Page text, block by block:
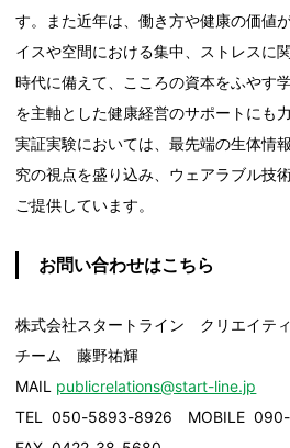
す。また近年は、働き方や健康の価値
イスや空間における集中、ストレスに
時代に備えて、こころの資本をふやす
を主軸とした健康経営のサポートにも
実証実験においては、最先端の生体情
究の視点を盛り込み、ウェアラブル技
ご提供しています。
お問い合わせはこちら
株式会社スタートライン クリエイテ
チーム 藤野祐輝
MAIL publicrelations@start-line.jp
TEL 050-5893-8926 MOBILE